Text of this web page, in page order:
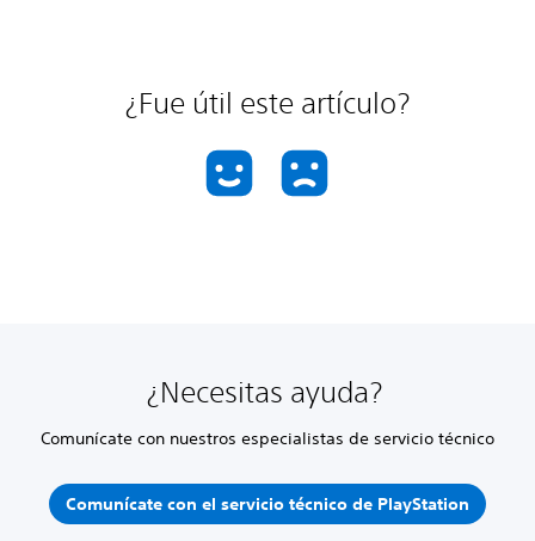
¿Fue útil este artículo?
¿Necesitas ayuda?
Comunícate con nuestros especialistas de servicio técnico
Comunícate con el servicio técnico de PlayStation